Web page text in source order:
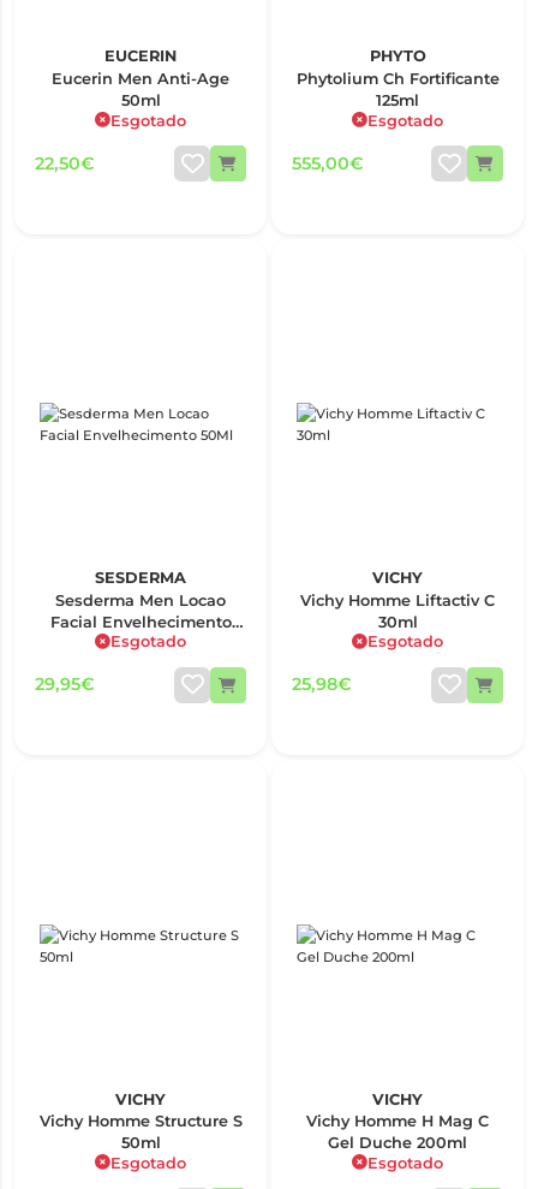
EUCERIN
Eucerin Men Anti-Age
50ml
Esgotado
22,50€
PHYTO
Phytolium Ch Fortificante
125ml
Esgotado
555,00€
SESDERMA
Sesderma Men Locao
Facial Envelhecimento
50Ml
Esgotado
29,95€
VICHY
Vichy Homme Liftactiv C
30ml
Esgotado
25,98€
VICHY
Vichy Homme Structure S
50ml
Esgotado
VICHY
Vichy Homme H Mag C
Gel Duche 200ml
Esgotado